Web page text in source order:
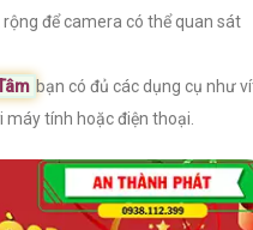
để camera có thể quan sát
bạn có đủ các dụng cụ như
tính hoặc điện thoại.